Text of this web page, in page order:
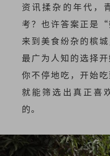
资讯揉杂的年代，
考？也许答案正是
来到美食纷杂的槟
最广为人知的选择开
你不停地吃，开始
就能筛选出真正喜
的。